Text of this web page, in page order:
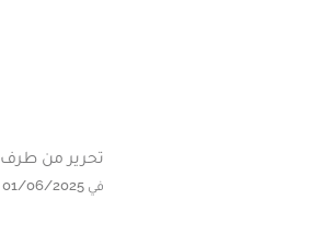
تحرير من طرف
في 01/06/2025 على الساعة 16:26